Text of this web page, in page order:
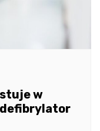
w
defibrylator